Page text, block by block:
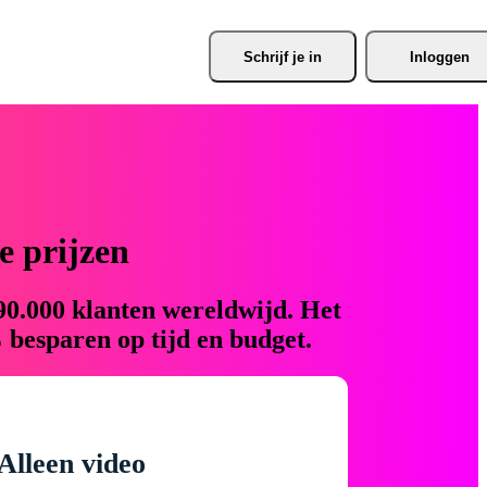
Schrijf je in Inloggen
prijzen
klanten wereldwijd. Het
op tijd en budget.
video